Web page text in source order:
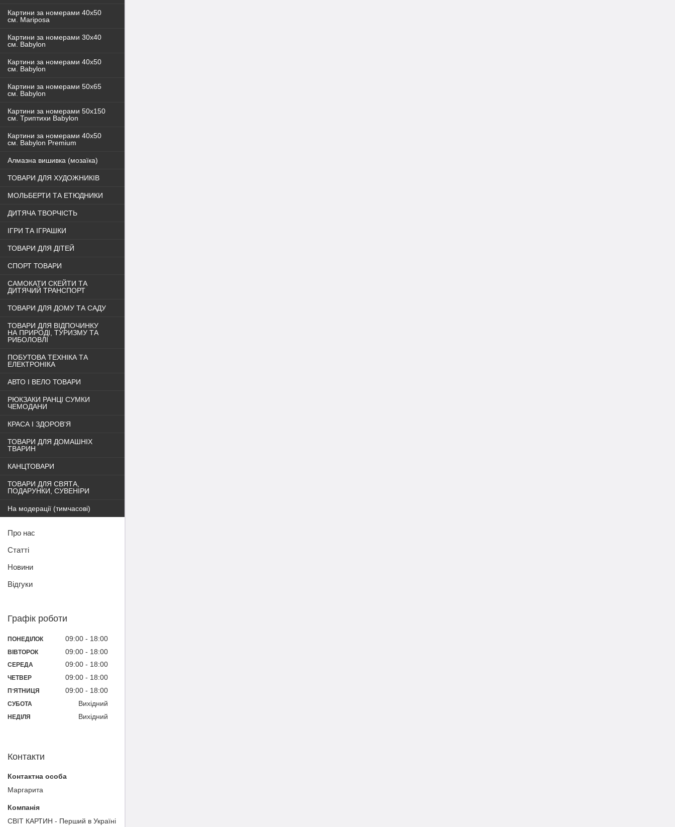
Картини за номерами 40х50
см. Mariposa
Картини за номерами 30х40
см. Babylon
Картини за номерами 40х50
см. Babylon
Картини за номерами 50х65
см. Babylon
Картини за номерами 50х150
см. Триптихи Babylon
Картини за номерами 40х50
см. Babylon Premium
Алмазна вишивка (мозаїка)
ТОВАРИ ДЛЯ ХУДОЖНИКІВ
МОЛЬБЕРТИ ТА ЕТЮДНИКИ
ДИТЯЧА ТВОРЧІСТЬ
ІГРИ ТА ІГРАШКИ
ТОВАРИ ДЛЯ ДІТЕЙ
СПОРТ ТОВАРИ
САМОКАТИ СКЕЙТИ ТА
ДИТЯЧИЙ ТРАНСПОРТ
ТОВАРИ ДЛЯ ДОМУ ТА САДУ
ТОВАРИ ДЛЯ ВІДПОЧИНКУ
НА ПРИРОДІ, ТУРИЗМУ ТА
РИБОЛОВЛІ
ПОБУТОВА ТЕХНІКА ТА
ЕЛЕКТРОНІКА
АВТО І ВЕЛО ТОВАРИ
РЮКЗАКИ РАНЦІ СУМКИ
ЧЕМОДАНИ
КРАСА І ЗДОРОВ'Я
ТОВАРИ ДЛЯ ДОМАШНІХ
ТВАРИН
КАНЦТОВАРИ
ТОВАРИ ДЛЯ СВЯТА,
ПОДАРУНКИ, СУВЕНІРИ
На модерації (тимчасові)
Про нас
Статті
Новини
Відгуки
Графік роботи
ПОНЕДІЛОК 09:00 18:00
ВІВТОРОК 09:00 18:00
СЕРЕДА 09:00 18:00
ЧЕТВЕР 09:00 18:00
ПʼЯТНИЦЯ 09:00 18:00
СУБОТА Вихідний
НЕДІЛЯ Вихідний
Контакти
Маргарита
СВІТ КАРТИН - Перший в Україні